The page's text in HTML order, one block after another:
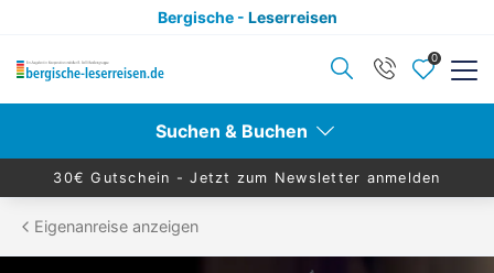
Bergische - Leserreisen
0
Suchen & Buchen
30€ Gutschein - Jetzt zum Newsletter anmelden
Zurück
Reisekategorien anzeigen
Zurück
Reiseziele anzeigen
Eigenanreise anzeigen